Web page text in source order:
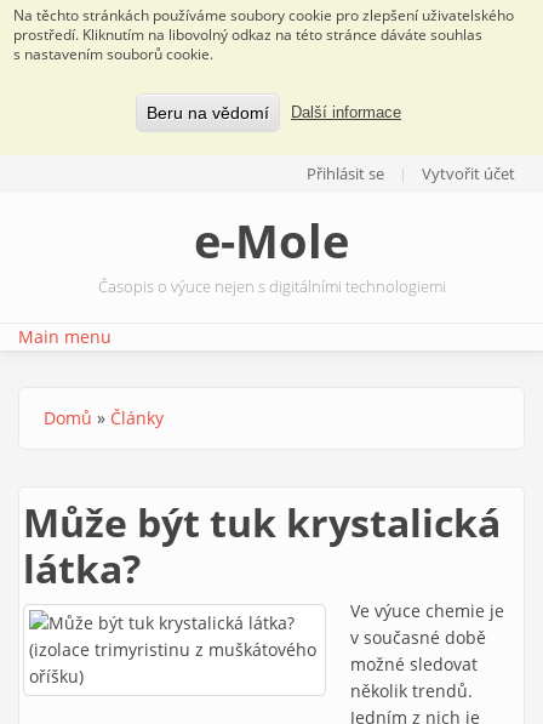
Na těchto stránkách používáme soubory cookie pro zlepšení uživatelského
prostředí. Kliknutím na libovolný odkaz na této stránce dáváte souhlas
s nastavením souborů cookie.
Beru na vědomí Další informace
Přihlásit se Vytvořit účet
e-Mole
Časopis o výuce nejen s digitálními technologiemi
Main menu
Jste zde
Domů » Články
Může být tuk krystalická
látka?
Ve výuce chemie je
v současné době
možné sledovat
několik trendů.
Jedním z nich je